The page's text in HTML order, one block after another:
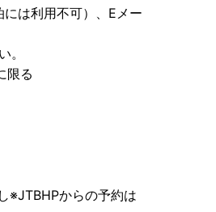
は利用不可）、Eメー
。
限る
※JTBHPからの予約は